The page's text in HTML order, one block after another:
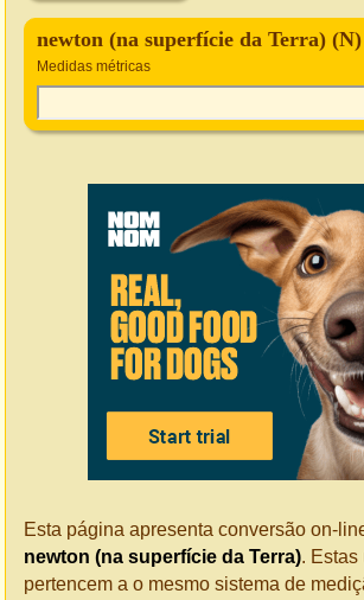
newton (na superfície da Terra) (N)
Medidas métricas
Esta página apresenta conversão on-
newton (na superfície da Terra). Estas
pertencem a o mesmo sistema de